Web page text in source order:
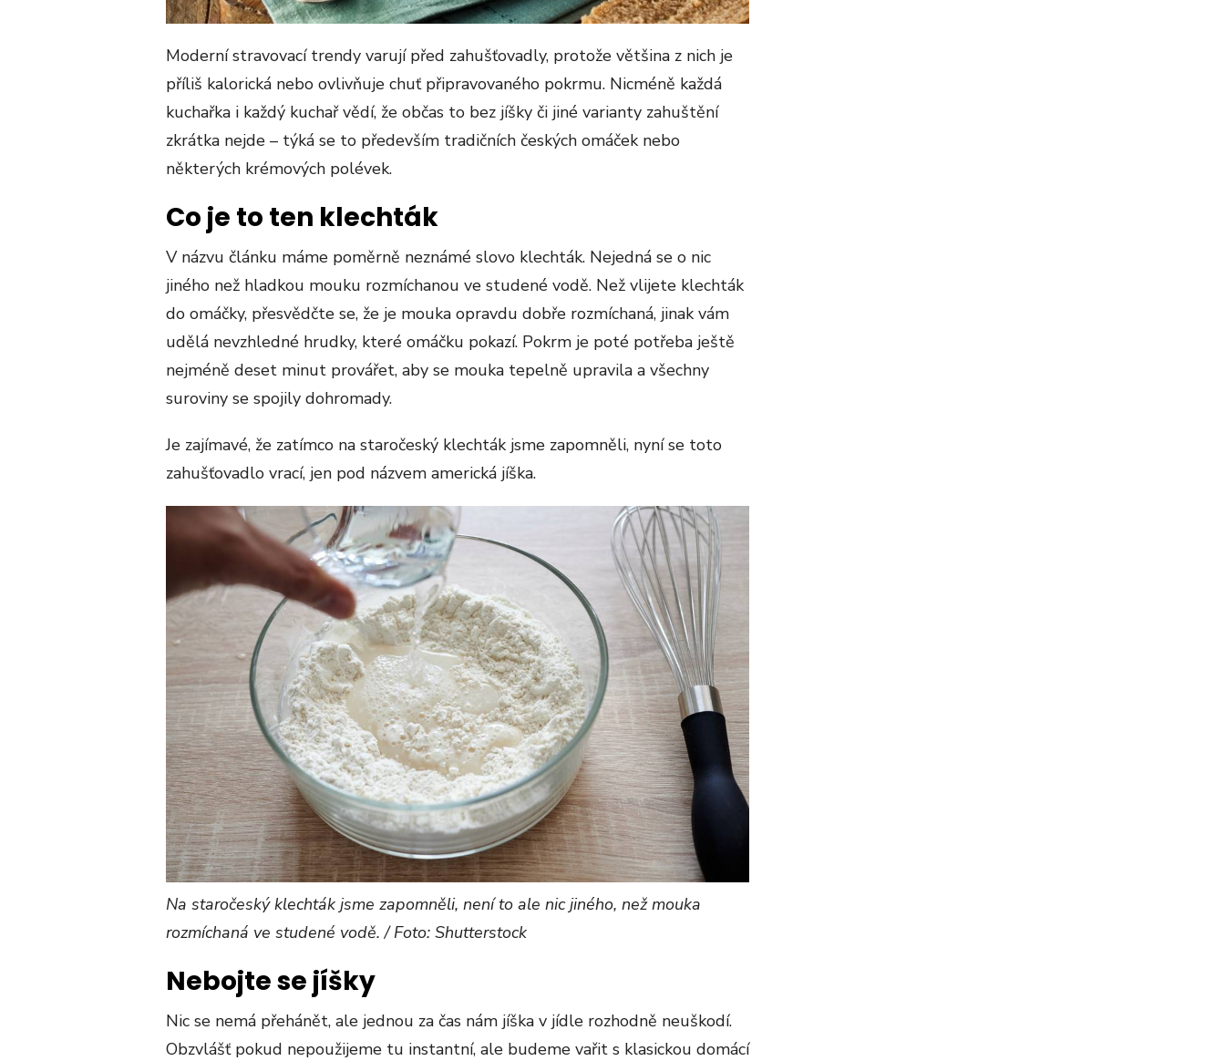
Moderní stravovací trendy varují před zahušťovadly, protože většina z nich je
příliš kalorická nebo ovlivňuje chuť připravovaného pokrmu. Nicméně každá
kuchařka i každý kuchař vědí, že občas to bez jíšky či jiné varianty zahuštění
zkrátka nejde – týká se to především tradičních českých omáček nebo
některých krémových polévek.
Co je to ten klechták
V názvu článku máme poměrně neznámé slovo klechták. Nejedná se o nic
jiného než hladkou mouku rozmíchanou ve studené vodě. Než vlijete klechták
do omáčky, přesvědčte se, že je mouka opravdu dobře rozmíchaná, jinak vám
udělá nevzhledné hrudky, které omáčku pokazí. Pokrm je poté potřeba ještě
nejméně deset minut provářet, aby se mouka tepelně upravila a všechny
suroviny se spojily dohromady.
Je zajímavé, že zatímco na staročeský klechták jsme zapomněli, nyní se toto
zahušťovadlo vrací, jen pod názvem americká jíška.
Na staročeský klechták jsme zapomněli, není to ale nic jiného, než mouka
rozmíchaná ve studené vodě. / Foto: Shutterstock
Nebojte se jíšky
Nic se nemá přehánět, ale jednou za čas nám jíška v jídle rozhodně neuškodí.
Obzvlášť pokud nepoužijeme tu instantní, ale budeme vařit s klasickou domácí